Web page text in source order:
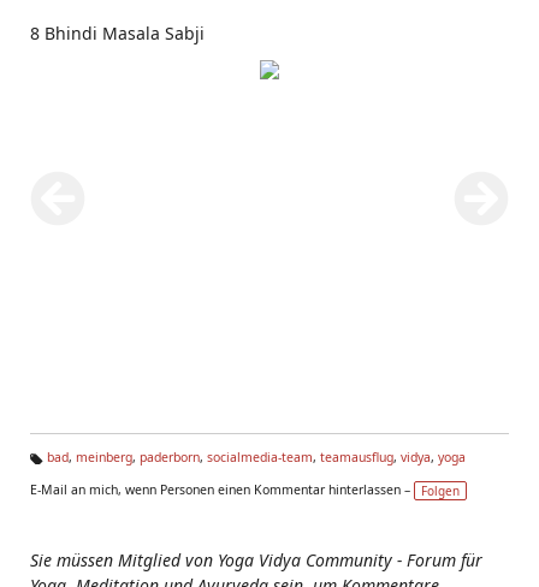
8 Bhindi Masala Sabji
g
bad, meinberg, paderborn, socialmedia-team, teamausflug, vidya, yoga
E-Mail an mich, wenn Personen einen Kommentar hinterlassen –
Folgen
Sie müssen Mitglied von Yoga Vidya Community - Forum für